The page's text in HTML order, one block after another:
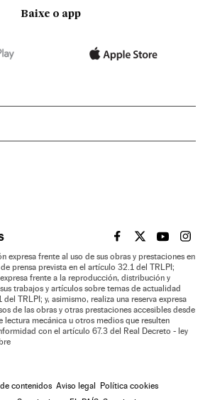
Baixe o app
EL PAÍS BRASIL EN
EL PAÍSEL PAÍS
EL
expresa frente al uso de sus obras y prestaciones en
prensa prevista en el artículo 32.1 del TRLPI;
frente a la reproducción, distribución y
trabajos y artículos sobre temas de actualidad
TRLPI; y, asimismo, realiza una reserva expresa
de las obras y otras prestaciones accesibles desde
lectura mecánica u otros medios que resulten
con el artículo 67.3 del Real Decreto - ley
contenidos Aviso legal Política cookies